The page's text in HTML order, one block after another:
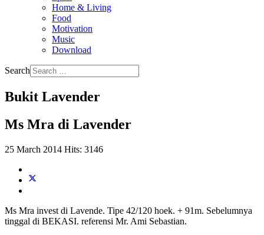
Home & Living
Food
Motivation
Music
Download
Search
Bukit Lavender
Ms Mra di Lavender
25 March 2014 Hits: 3146
Ms Mra invest di Lavende. Tipe 42/120 hoek. + 91m. Sebelumnya
tinggal di BEKASI. referensi Mr. Ami Sebastian.